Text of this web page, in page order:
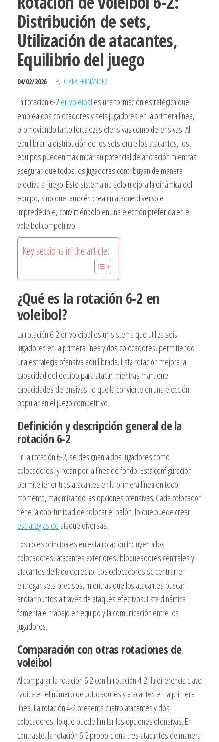
Distribución de sets,
Utilización de atacantes,
Equilibrio del juego
04/02/2026 By CLARA FERNÁNDEZ
La rotación 6-2en voleibol es una formación estratégica que
emplea dos colocadores y seis jugadores en la primera línea,
promoviendo tanto fortalezas ofensivas como defensivas. Al
equilibrar la distribución de los sets entre los atacantes, los
equipos pueden maximizar su potencial de anotación mientras
aseguran que todos los jugadores contribuyan de manera
efectiva al juego. Este sistema no solo mejora la dinámica del
equipo, sino que también crea un ataque diverso e
impredecible, convirtiéndolo en una elección preferida en el
voleibol competitivo.
Key sections in the article:
¿Qué es la rotación 6-2 en
voleibol?
La rotación 6-2 en voleibol es un sistema que utiliza seis
jugadores en la primera línea y dos colocadores, permitiendo
una estrategia ofensiva equilibrada. Esta rotación mejora la
capacidad del equipo para atacar mientras mantiene
capacidades defensivas, lo que la convierte en una elección
popular en el juego competitivo.
Definición y descripción general de la
rotación 6-2
En la rotación 6-2, se designan a dos jugadores como
colocadores, y rotan por la línea de fondo. Esta configuración
permite tener tres atacantes en la primera línea en todo
momento, maximizando las opciones ofensivas. Cada colocador
tiene la oportunidad de colocar el balón, lo que puede crear
estrategias de ataque diversas.
Los roles principales en esta rotación incluyen a los
colocadores, atacantes exteriores, bloqueadores centrales y
atacantes de lado derecho. Los colocadores se centran en
entregar sets precisos, mientras que los atacantes buscan
anotar puntos a través de ataques efectivos. Esta dinámica
fomenta el trabajo en equipo y la comunicación entre los
jugadores.
Comparación con otras rotaciones de
voleibol
Al comparar la rotación 6-2 con la rotación 4-2, la diferencia clave
radica en el número de colocadores y atacantes en la primera
línea. La rotación 4-2 presenta cuatro atacantes y dos
colocadores, lo que puede limitar las opciones ofensivas. En
contraste, la rotación 6-2 proporciona tres atacantes de manera